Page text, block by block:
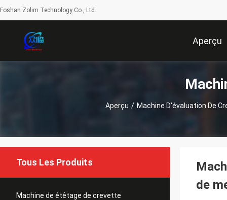
Foshan Zolim Technology Co., Ltd.
Aperçu
Aperçu / Machine D'évaluation De
Tous Les Produits
Machine de étêtage de crevette
de